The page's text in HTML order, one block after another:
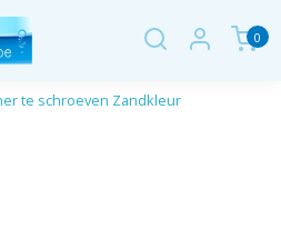
0
te schroeven Zandkleur